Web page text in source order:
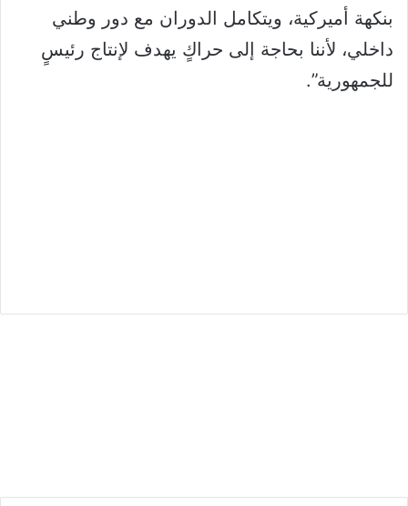
بنكهة أميركية، ويتكامل الدوران مع دور وطني
داخلي، لأننا بحاجة إلى حراكٍ يهدف لإنتاج رئيسٍ
للجمهورية”.